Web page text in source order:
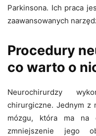
Parkinsona. Ich praca
zaawansowanych
Procedury
co warto o
Neurochirurdzy
chirurgiczne. Jednym z
mózgu, która ma na
zmniejszenie jego